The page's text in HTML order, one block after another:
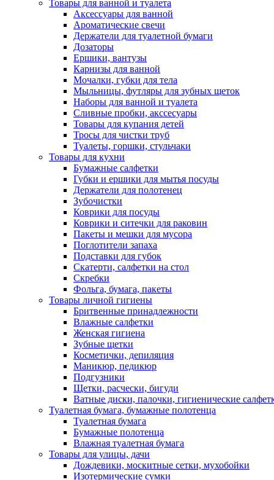
Товары для ванной и туалета
Аксессуары для ванной
Ароматические свечи
Держатели для туалетной бумаги
Дозаторы
Ершики, вантузы
Карнизы для ванной
Мочалки, губки для тела
Мыльницы, футляры для зубных щеток
Наборы для ванной и туалета
Сливные пробки, акссесуары
Товары для купания детей
Тросы для чистки труб
Туалеты, горшки, стульчаки
Товары для кухни
Бумажные салфетки
Губки и ершики для мытья посуды
Держатели для полотенец
Зубочистки
Коврики для посуды
Коврики и ситечки для раковин
Пакеты и мешки для мусора
Поглотители запаха
Подставки для губок
Скатерти, салфетки на стол
Скребки
Фольга, бумага, пакеты
Товары личной гигиены
Бритвенные принадлежности
Влажные салфетки
Женская гигиена
Зубные щетки
Косметички, депиляция
Маникюр, педикюр
Подгузники
Щетки, расчески, бигуди
Ватные диски, палочки, гигиенические
Туалетная бумага, бумажные полотенца
Туалетная бумага
Бумажные полотенца
Влажная туалетная бумага
Товары для улицы, дачи
Дождевики, москитные сетки, мухобойки
Изотермические сумки